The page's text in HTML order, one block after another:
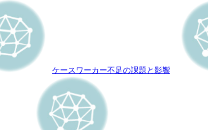
ケースワーカー不足の課題と影響